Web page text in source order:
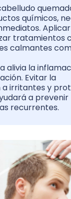
químicos,
tratamientos
calmantes
alivia la
Evitar la
a irritantes y
a prevenir
recurrentes.